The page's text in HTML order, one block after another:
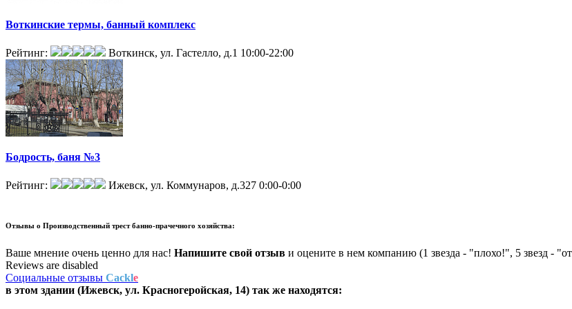
Воткинские термы, банный комплекс
Рейтинг: Воткинск, ул. Гастелло, д.1 10:00-22:00
Бодрость, баня №3
Рейтинг: Ижевск, ул. Коммунаров, д.327 0:00-0:00
Отзывы о Производственный трест банно-прачечного хозяйства:
Ваше мнение очень ценно для нас! Напишите свой отзыв и оцените в нем компанию (1 звезда - "плохо!", 5 звезд -
Reviews are disabled
Социальные отзывы Cackle
в этом здании (Ижевск, ул. Красногеройская, 14) так же находятся: